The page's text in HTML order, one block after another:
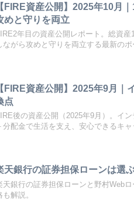
【FIRE資産公開】2025年10月
めと守りを両立
年目の資産公開レポート。総資
ながら攻めと守りを両立する最新のポ
【FIRE資産公開】2025年9月
点
後の資産公開（2025年9月）。イ
分配金で生活を支え、安心できるキ
天銀行の証券担保ローンは選
天銀行の証券担保ローンと野村Web
も解説。